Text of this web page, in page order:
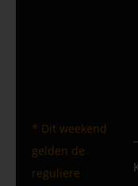
* Dit weekend
gelden de
reguliere